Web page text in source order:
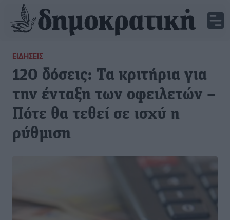
ΕΙΔΉΣΕΙΣ
120 δόσεις: Τα κριτήρια για
την ένταξη των οφειλετών –
Πότε θα τεθεί σε ισχύ η
ρύθμιση